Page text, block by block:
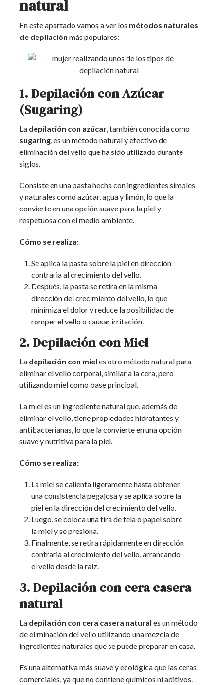
natural
En este apartado vamos a ver los métodos naturales
de depilación más populares:
1. Depilación con Azúcar
(Sugaring)
La depilación con azúcar, también conocida como
sugaring, es un método natural y efectivo de
eliminación del vello que ha sido utilizado durante
siglos.
Consiste en una pasta hecha con ingredientes simples
y naturales como azúcar, agua y limón, lo que la
convierte en una opción suave para la piel y
respetuosa con el medio ambiente.
Cómo se realiza:
Se aplica la pasta sobre la piel en dirección
contraria al crecimiento del vello.
Después, la pasta se retira en la misma
dirección del crecimiento del vello, lo que
minimiza el dolor y reduce la posibilidad de
romper el vello o causar irritación.
2. Depilación con Miel
La depilación con miel es otro método natural para
eliminar el vello corporal, similar a la cera, pero
utilizando miel como base principal.
La miel es un ingrediente natural que, además de
eliminar el vello, tiene propiedades hidratantes y
antibacterianas, lo que la convierte en una opción
suave y nutritiva para la piel.
Cómo se realiza:
La miel se calienta ligeramente hasta obtener
una consistencia pegajosa y se aplica sobre la
piel en la dirección del crecimiento del vello.
Luego, se coloca una tira de tela o papel sobre
la miel y se presiona.
Finalmente, se retira rápidamente en dirección
contraria al crecimiento del vello, arrancando
el vello desde la raíz.
3. Depilación con cera casera
natural
La depilación con cera casera natural es un método
de eliminación del vello utilizando una mezcla de
ingredientes naturales que se puede preparar en casa.
Es una alternativa más suave y ecológica que las ceras
comerciales, ya que no contiene químicos ni aditivos.